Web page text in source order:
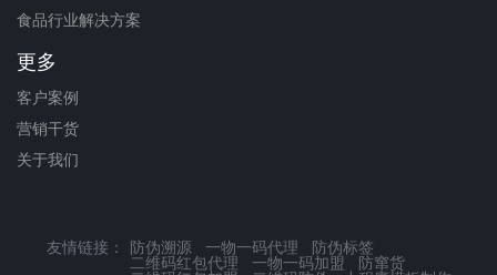
食品行业解决方案
更多
客户案例
营销干货
关于我们
友情链接： 防伪溯源 一物一码代理 防伪标签
二维码红包代理 一物一码加盟 防窜货